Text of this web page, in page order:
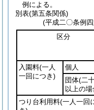
例による。
別表(第五条関係)
(平成二〇条例
区分
入園料(一人
一回につき)
個人
団体(二
以上の場
つり台利用料(一人一回